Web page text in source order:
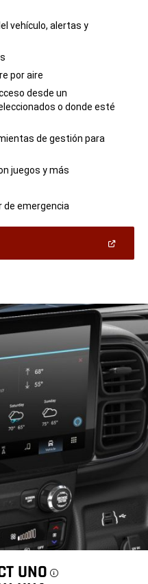
vehículo, alertas y
por aire
desde un
o donde esté
de gestión para
juegos y más
de emergencia
UNO